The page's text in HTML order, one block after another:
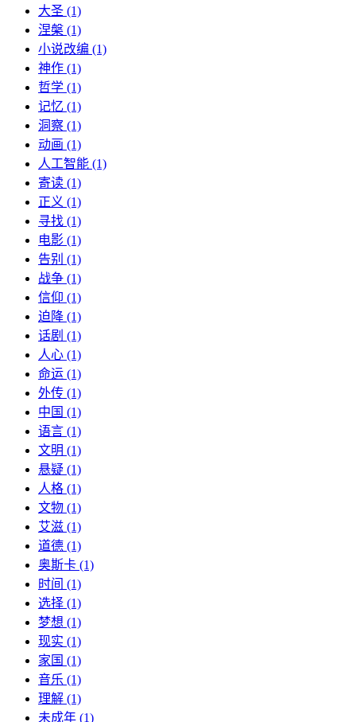
大圣 (1)
涅槃 (1)
小说改编 (1)
神作 (1)
哲学 (1)
记忆 (1)
洞察 (1)
动画 (1)
人工智能 (1)
寄读 (1)
正义 (1)
寻找 (1)
电影 (1)
告别 (1)
战争 (1)
信仰 (1)
迫降 (1)
话剧 (1)
人心 (1)
命运 (1)
外传 (1)
中国 (1)
语言 (1)
文明 (1)
悬疑 (1)
人格 (1)
文物 (1)
艾滋 (1)
道德 (1)
奥斯卡 (1)
时间 (1)
选择 (1)
梦想 (1)
现实 (1)
家国 (1)
音乐 (1)
理解 (1)
未成年 (1)